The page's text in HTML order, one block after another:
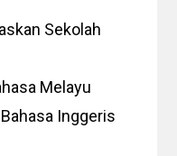
Sekolah
Melayu
Inggeris